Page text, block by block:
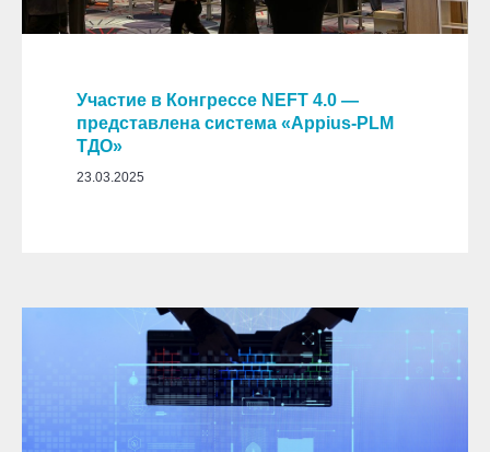
Участие в Конгрессе NEFT 4.0 —
представлена система «Appius-PLM
ТДО»
23.03.2025